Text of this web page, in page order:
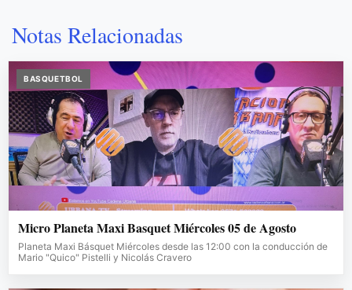
Notas Relacionadas
BASQUETBOL
Micro Planeta Maxi Basquet Miércoles 05 de Agosto
Planeta Maxi Básquet Miércoles desde las 12:00 con la conducción de
Mario "Quico" Pistelli y Nicolás Cravero